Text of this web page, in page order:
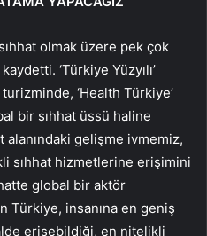
olmak üzere pek çok
‘Türkiye Yüzyılı’
‘Health Türkiye’
bir sıhhat üssü haline
alanındaki gelişme ivmemiz,
sıhhat hizmetlerine erişimini
global bir aktör
Türkiye, insanına en geniş
erişebildiği, en nitelikli